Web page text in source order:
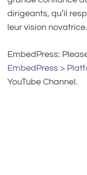
dirigeants, qu’il
leur vision novatrice.
EmbedPress:
EmbedPress >
YouTube Channel.